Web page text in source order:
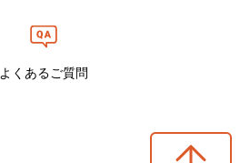
よくあるご質問